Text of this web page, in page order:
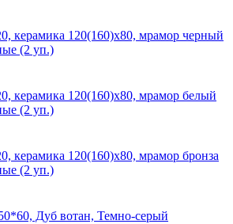
керамика 120(160)х80, мрамор черный
(2 уп.)
керамика 120(160)х80, мрамор белый
(2 уп.)
керамика 120(160)х80, мрамор бронза
(2 уп.)
Дуб вотан, Темно-серый